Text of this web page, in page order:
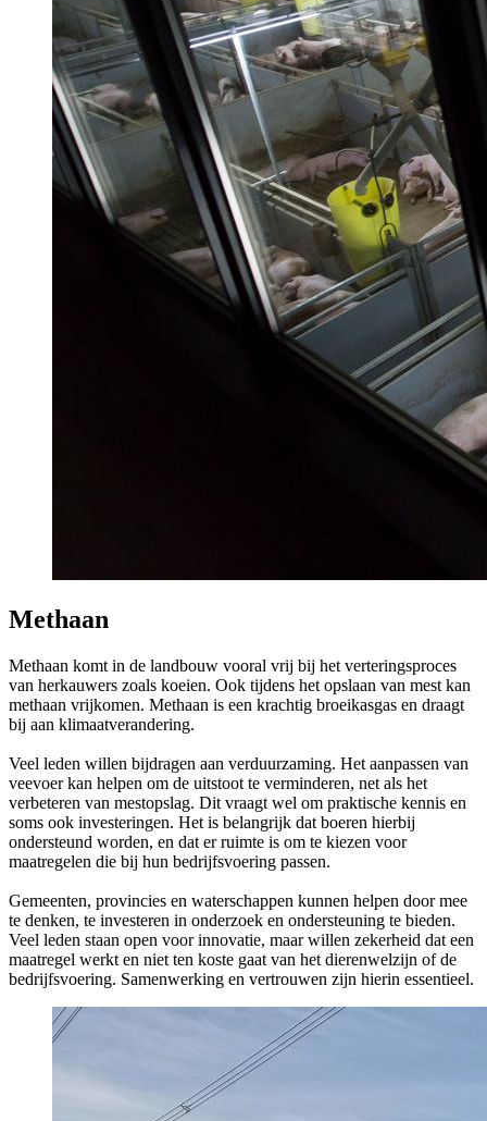
Methaan
Methaan komt in de landbouw vooral vrij bij het verteringsproces
van herkauwers zoals koeien. Ook tijdens het opslaan van mest kan
methaan vrijkomen. Methaan is een krachtig broeikasgas en draagt
bij aan klimaatverandering.
Veel leden willen bijdragen aan verduurzaming. Het aanpassen van
veevoer kan helpen om de uitstoot te verminderen, net als het
verbeteren van mestopslag. Dit vraagt wel om praktische kennis en
soms ook investeringen. Het is belangrijk dat boeren hierbij
ondersteund worden, en dat er ruimte is om te kiezen voor
maatregelen die bij hun bedrijfsvoering passen.
Gemeenten, provincies en waterschappen kunnen helpen door mee
te denken, te investeren in onderzoek en ondersteuning te bieden.
Veel leden staan open voor innovatie, maar willen zekerheid dat een
maatregel werkt en niet ten koste gaat van het dierenwelzijn of de
bedrijfsvoering. Samenwerking en vertrouwen zijn hierin essentieel.